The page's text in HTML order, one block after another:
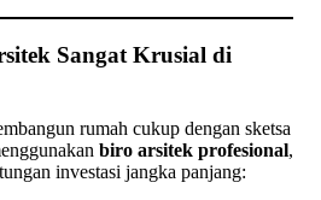
Sangat Krusial di
rumah cukup dengan sketsa
biro arsitek profesional,
investasi jangka panjang: